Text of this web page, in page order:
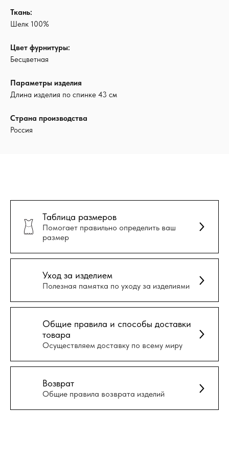
Ткань:
Шелк 100%
Цвет фурнитуры:
Бесцветная
Параметры изделия
Длина изделия по спинке 43 см
Страна производства
Россия
Таблица размеров
Помогает правильно определить ваш
размер
Уход за изделием
Полезная памятка по уходу за изделиями
Общие правила и способы доставки
товара
Осуществляем доставку по всему миру
Возврат
Общие правила возврата изделий